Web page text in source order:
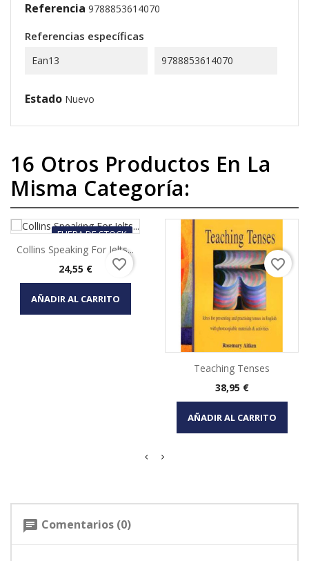
Referencia 9788853614070
Referencias específicas
Ean13 9788853614070
Estado Nuevo
16 Otros Productos En La
Misma Categoría:
FUERA DE STOCK
Collins Speaking For Ielts...
Precio
24,55 €
AÑADIR AL CARRITO
favorite_border
Teaching Tenses
Precio
38,95 €
AÑADIR AL CARRITO
favorite_border
chat Comentarios (0)